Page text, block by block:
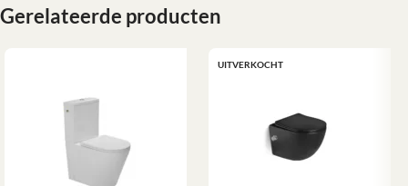
Gerelateerde producten
UITVERKOCHT